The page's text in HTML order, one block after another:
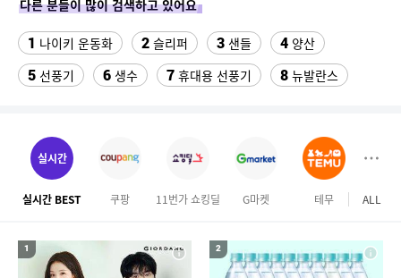
다른 분들이 많이 검색하고 있어요
1 나이키 운동화 2 슬리퍼 3 샌들 4 양산
5 선풍기 6 생수 7 휴대용 선풍기 8 뉴발란스
11 여자라인 댄스복롱스커트 가정용 인형뽑기기계
13 이사 박스
15 razer마우스 오랄비 어린이 전동칫솔모 리필
대나무돗자리 전기롤
자동차 온풍기 차량용 히터 24V 12V 미니 난방기
ALL
실시간
실시간 BEST 쿠팡 11번가 쇼킹딜 G마켓 테무 하이
1 2